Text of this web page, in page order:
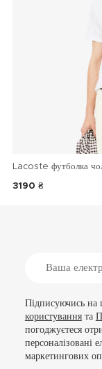
Lacoste футболка
3190 ₴
Підписуючись на
користуваннята
погоджуєтеся
персоналізовані
маркетингових